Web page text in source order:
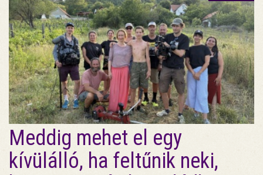
Meddig mehet el egy
kívülálló, ha feltűnik neki,